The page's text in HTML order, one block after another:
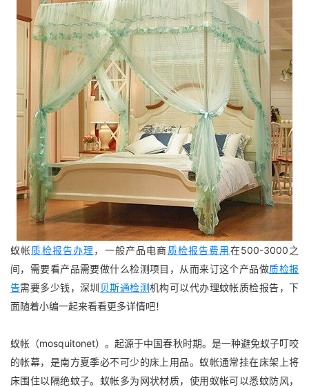
蚁帐质检报告办理 ，一般产品电商质检报告费用在500-3000之
间，需要看产品需要做什么检测项目，从而来订这个产品做质检报
告需要多少钱，深圳 贝斯通检测机构可以代办理蚊帐质检报告，下
面随着小编一起来看看更多详情吧！
蚁帐（mosquitonet）。起源于中国春秋时期。是一种避免蚁子叮咬
的帐幕，是南方夏季必不可少的床上用品。蚁帐通常挂在床架上将
床围住以隔绝蚊子。蚁帐多为网状材质，使用蚁帐可以悉蚊防风，